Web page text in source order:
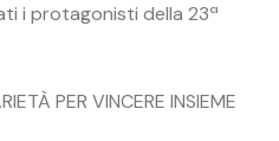
i protagonisti della 23ª
PER VINCERE INSIEME